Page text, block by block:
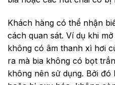
Khách hàng có thể nhận
cách quan sát. Ví dụ khi
không có âm thanh xì hơi
ra mà bia không có bọt
không nên sử dụng. Bởi